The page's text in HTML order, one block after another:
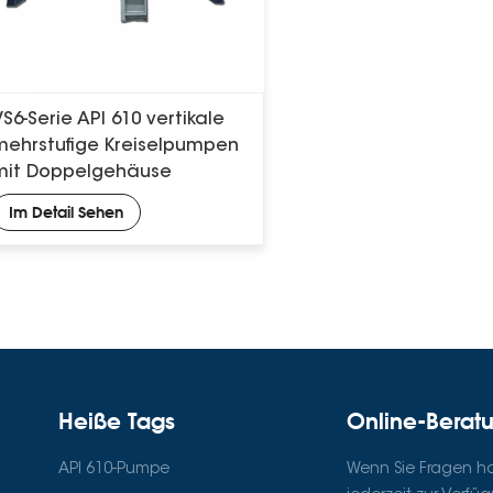
Serie API 610 vertikale
Kreiselpumpen
Doppelgehäuse
Im Detail Sehen
Heiße Tags
API 610-Pumpe
Online-
Wenn Sie Fragen